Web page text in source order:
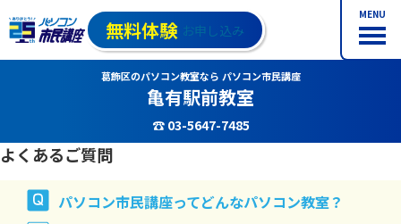
MENU
無料体験 お申し込み
葛飾区のパソコン教室なら パソコン市民講座
亀有駅前教室
☎ 03-5647-7485
よくあるご質問
パソコン市民講座ってどんなパソコン教室？